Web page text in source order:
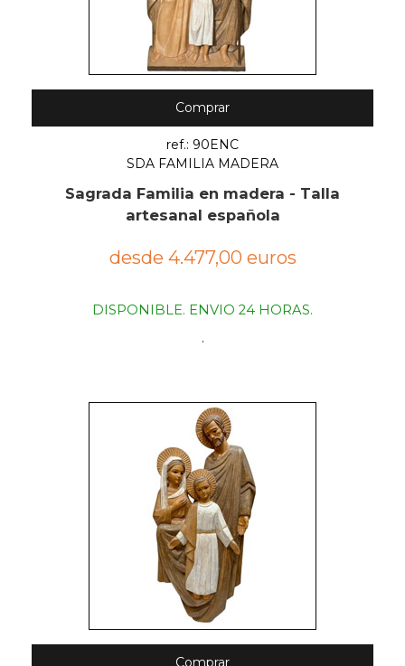
Comprar
ref.: 90ENC
SDA FAMILIA MADERA
Sagrada Familia en madera - Talla
artesanal española
desde 4.477,00 euros
DISPONIBLE. ENVIO 24 HORAS.
.
Comprar